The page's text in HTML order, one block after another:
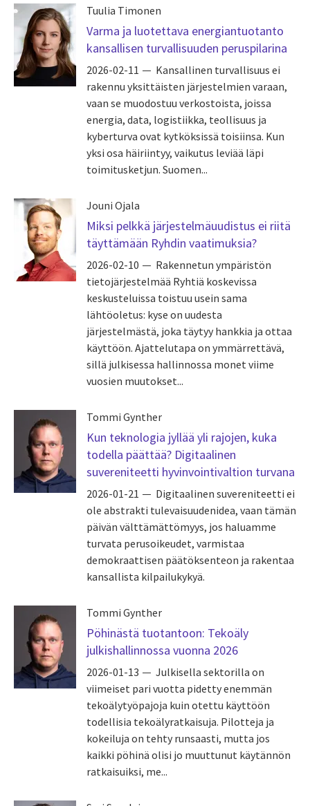
Tuulia Timonen
Varma ja luotettava energiantuotanto
kansallisen turvallisuuden peruspilarina
2026-02-11
Kansallinen turvallisuus ei
rakennu yksittäisten järjestelmien varaan,
vaan se muodostuu verkostoista, joissa
energia, data, logistiikka, teollisuus ja
kyberturva ovat kytköksissä toisiinsa. Kun
yksi osa häiriintyy, vaikutus leviää läpi
toimitusketjun. Suomen...
Jouni Ojala
Miksi pelkkä järjestelmäuudistus ei riitä
täyttämään Ryhdin vaatimuksia?
2026-02-10
Rakennetun ympäristön
tietojärjestelmää Ryhtiä koskevissa
keskusteluissa toistuu usein sama
lähtöoletus: kyse on uudesta
järjestelmästä, joka täytyy hankkia ja ottaa
käyttöön. Ajattelutapa on ymmärrettävä,
sillä julkisessa hallinnossa monet viime
vuosien muutokset...
Tommi Gynther
Kun teknologia jyllää yli rajojen, kuka
todella päättää? Digitaalinen
suvereniteetti hyvinvointivaltion turvana
2026-01-21
Digitaalinen suvereniteetti ei
ole abstrakti tulevaisuudenidea, vaan tämän
päivän välttämättömyys, jos haluamme
turvata perusoikeudet, varmistaa
demokraattisen päätöksenteon ja rakentaa
kansallista kilpailukykyä.
Tommi Gynther
Pöhinästä tuotantoon: Tekoäly
julkishallinnossa vuonna 2026
2026-01-13
Julkisella sektorilla on
viimeiset pari vuotta pidetty enemmän
tekoälytyöpajoja kuin otettu käyttöön
todellisia tekoälyratkaisuja. Pilotteja ja
kokeiluja on tehty runsaasti, mutta jos
kaikki pöhinä olisi jo muuttunut käytännön
ratkaisuiksi, me...